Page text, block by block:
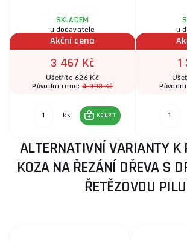
SKLADEM
u dodavatele
Akční cena
3 467 Kč
Ušetříte 626 Kč
Původní cena:4 093 Kč
ks KOUPIT
u
1
ALTERNATIVNÍ VARIANTY K
KOZA NA ŘEZÁNÍ DŘEVA S
ŘETĚZOVOU PILU